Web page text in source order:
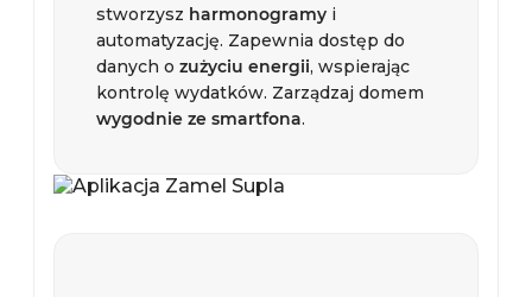
stworzysz harmonogramy i
automatyzację. Zapewnia dostęp do
danych o zużyciu energii, wspierając
kontrolę wydatków. Zarządzaj domem
wygodnie ze smartfona.